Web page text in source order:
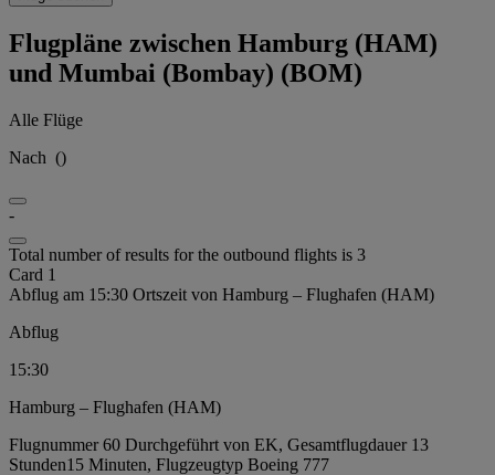
Flugpläne zwischen Hamburg (HAM)
und Mumbai (Bombay) (BOM)
Alle Flüge
Nach ()
-
Total number of results for the outbound flights is 3
Card 1
Abflug am 15:30 Ortszeit von Hamburg – Flughafen (HAM)
Abflug
15:30
Hamburg – Flughafen (HAM)
Flugnummer 60 Durchgeführt von EK, Gesamtflugdauer 13
Stunden15 Minuten, Flugzeugtyp Boeing 777